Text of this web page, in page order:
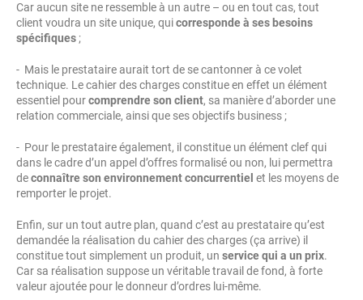
Car aucun site ne ressemble à un autre – ou en tout cas, tout
client voudra un site unique, quicorresponde à ses besoins
spécifiques ;
- Mais le prestataire aurait tort de se cantonner à ce volet
technique. Le cahier des charges constitue en effet un élément
essentiel pourcomprendre son client, sa manière d’aborder une
relation commerciale, ainsi que ses objectifs business ;
- Pour le prestataire également, il constitue un élément clef qui
dans le cadre d’un appel d’offres formalisé ou non, lui permettra
deconnaître son environnement concurrentiel et les moyens de
remporter le projet.
Enfin, sur un tout autre plan, quand c’est au prestataire qu’est
demandée la réalisation du cahier des charges (ça arrive) il
constitue tout simplement un produit, un service qui a un prix.
Car sa réalisation suppose un véritable travail de fond, à forte
valeur ajoutée pour le donneur d’ordres lui-même.